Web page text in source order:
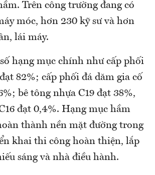
Trên công trường đang có
móc, hơn 230 kỹ sư và hơn
lái máy.
hạng mục chính như cấp phối
82%; cấp phối đá dăm gia cố
bê tông nhựa C19 đạt 38%,
đạt 0,4%. Hạng mục hầm
thành nền mặt đường trong
khai thi công hoàn thiện, lắp
sáng và nhà điều hành.